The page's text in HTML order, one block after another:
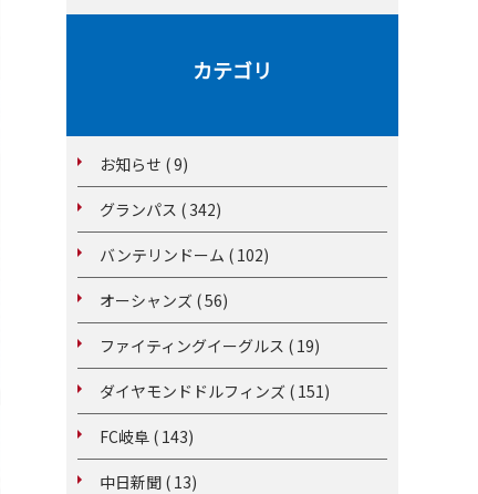
カテゴリ
お知らせ ( 9)
グランパス ( 342)
バンテリンドーム ( 102)
オーシャンズ ( 56)
ファイティングイーグルス ( 19)
ダイヤモンドドルフィンズ ( 151)
FC岐阜 ( 143)
中日新聞 ( 13)